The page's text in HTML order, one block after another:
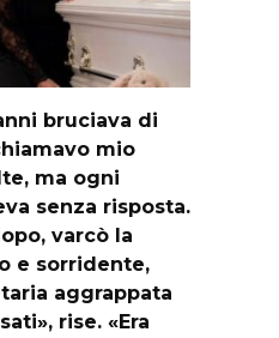
bruciava di
mio
ma ogni
senza risposta.
varcò la
e sorridente,
aggrappata
rise. «Era